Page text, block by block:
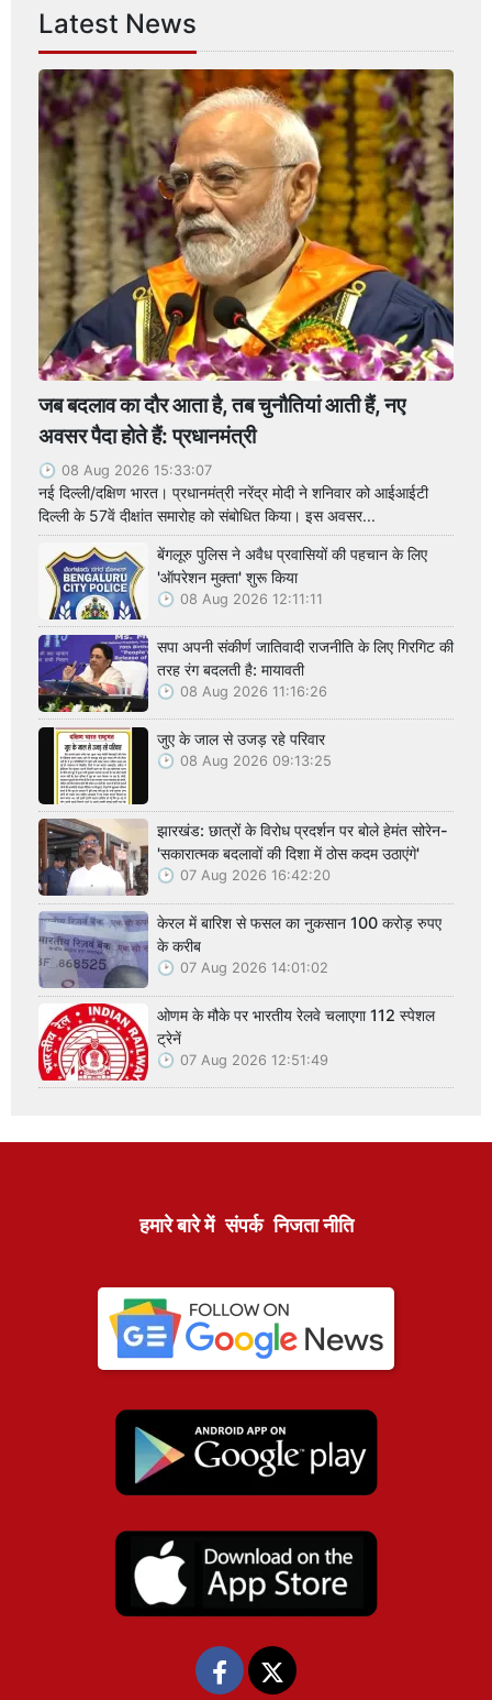
Latest News
जब बदलाव का दौर आता है, तब चुनौतियां आती हैं, नए
अवसर पैदा होते हैं: प्रधानमंत्री
08 Aug 2026 15:33:07
नई दिल्ली/दक्षिण भारत। प्रधानमंत्री नरेंद्र मोदी ने शनिवार को आईआईटी
दिल्ली के 57वें दीक्षांत समारोह को संबोधित किया। इस अवसर...
बेंगलूरु पुलिस ने अवैध प्रवासियों की पहचान के लिए
'ऑपरेशन मुक्ता' शुरू किया
08 Aug 2026 12:11:11
सपा अपनी संकीर्ण जातिवादी राजनीति के लिए गिरगिट की
तरह रंग बदलती है: मायावती
08 Aug 2026 11:16:26
जुए के जाल से उजड़ रहे परिवार
08 Aug 2026 09:13:25
झारखंड: छात्रों के विरोध प्रदर्शन पर बोले हेमंत सोरेन-
'सकारात्मक बदलावों की दिशा में ठोस कदम उठाएंगे'
07 Aug 2026 16:42:20
केरल में बारिश से फसल का नुकसान 100 करोड़ रुपए
के करीब
07 Aug 2026 14:01:02
ओणम के मौके पर भारतीय रेलवे चलाएगा 112 स्पेशल
ट्रेनें
07 Aug 2026 12:51:49
हमारे बारे में संपर्क निजता नीति